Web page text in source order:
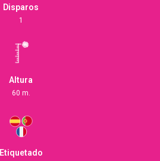
Disparos
1
Altura
60 m.
Etiquetado